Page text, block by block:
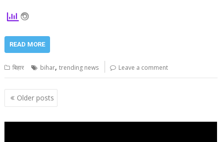
READ MORE
बिहार bihar,trending news Leave a comment
Posts
navigation
Older posts